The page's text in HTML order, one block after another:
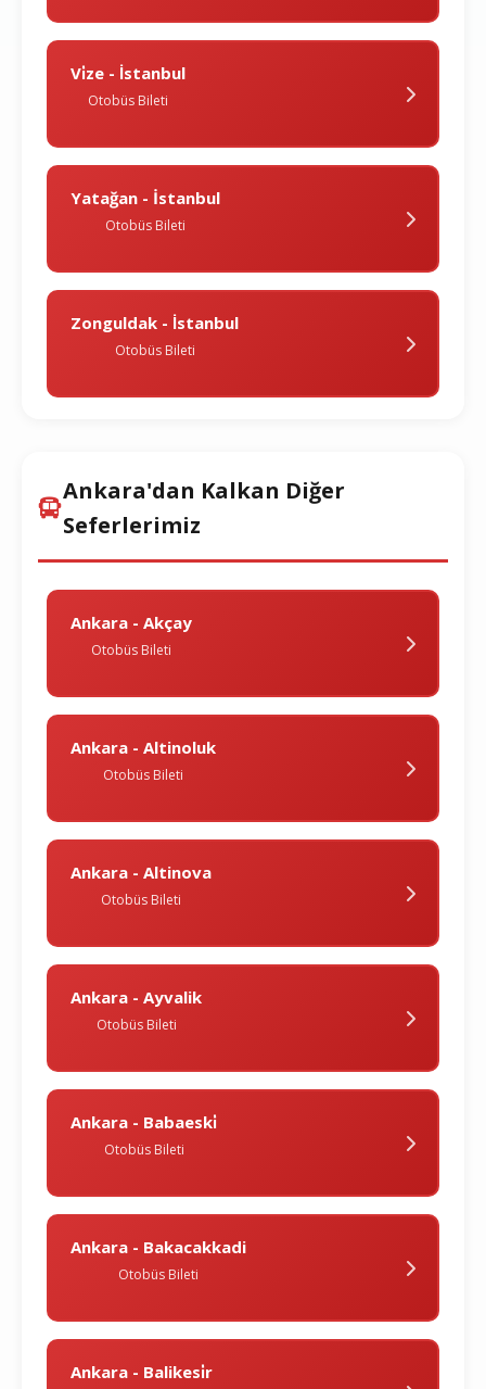
Vi̇ze - İstanbul
Otobüs Bileti
Yatağan - İstanbul
Otobüs Bileti
Zonguldak - İstanbul
Otobüs Bileti
Ankara'dan Kalkan Diğer
Seferlerimiz
Ankara - Akçay
Otobüs Bileti
Ankara - Altinoluk
Otobüs Bileti
Ankara - Altinova
Otobüs Bileti
Ankara - Ayvalik
Otobüs Bileti
Ankara - Babaeski̇
Otobüs Bileti
Ankara - Bakacakkadi
Otobüs Bileti
Ankara - Balikesi̇r